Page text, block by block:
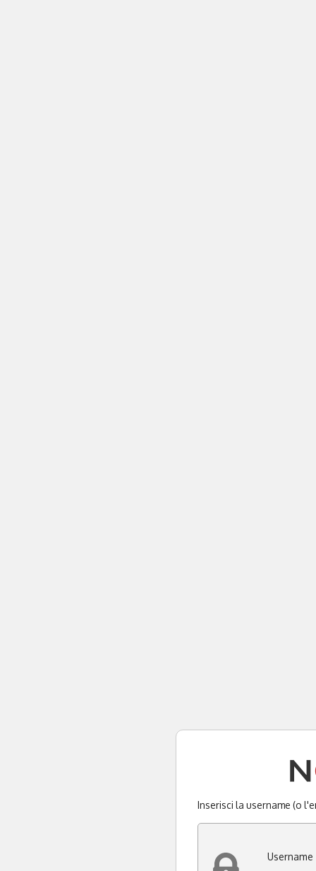
Inserisci la username (o
Username